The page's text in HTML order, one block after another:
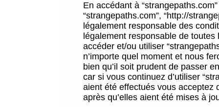
En accédant à
“strangepaths.com”, “http://
légalement responsable des
légalement responsable de
accéder et/ou utiliser
n’importe quel moment et nous
bien qu’il soit prudent de passer
car si vous continuez d’utiliser
aient été effectués vous acceptez
après qu’elles aient été mises à